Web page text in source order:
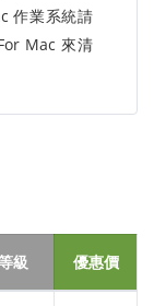
作業系統請
Mac 來清
級 優惠價